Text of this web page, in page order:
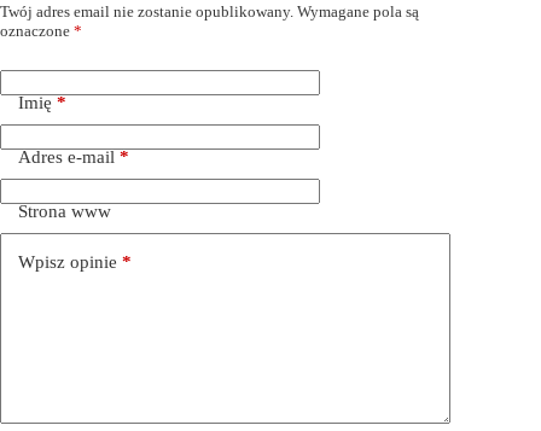
Twój adres email nie zostanie opublikowany. Wymagane pola są
oznaczone *
Imię *
Adres e-mail *
Strona www
Wpisz opinie *